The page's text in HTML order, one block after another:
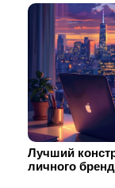
Лучший
личного